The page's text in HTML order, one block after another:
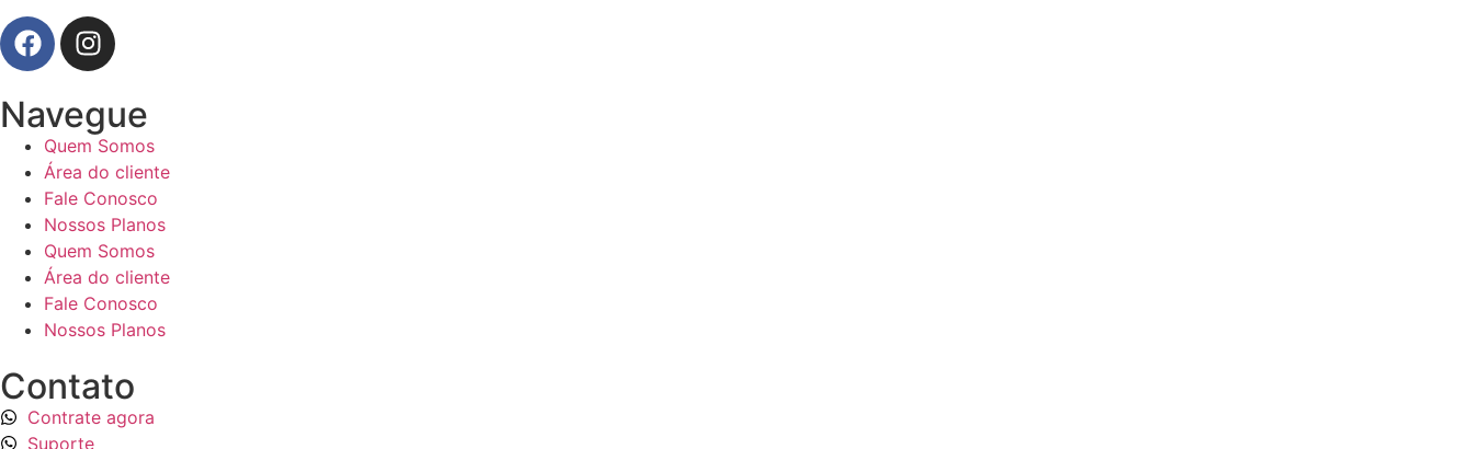
Navegue
Quem Somos
Área do cliente
Fale Conosco
Nossos Planos
Quem Somos
Área do cliente
Fale Conosco
Nossos Planos
Contato
Contrate agora
Suporte